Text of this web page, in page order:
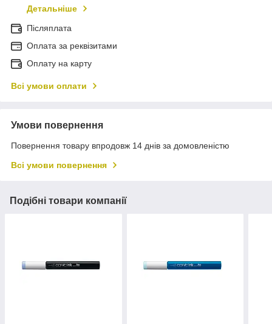
Детальніше
Післяплата
Оплата за реквізитами
Оплату на карту
Всі умови оплати
Умови повернення
Повернення товару впродовж 14 днів за домовленістю
Всі умови повернення
Подібні товари компанії